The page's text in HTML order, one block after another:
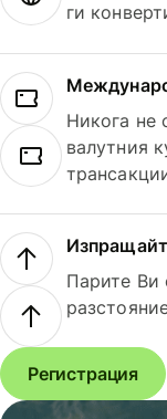
ги
Никога не
валутния
Парите Ви
Регистрация